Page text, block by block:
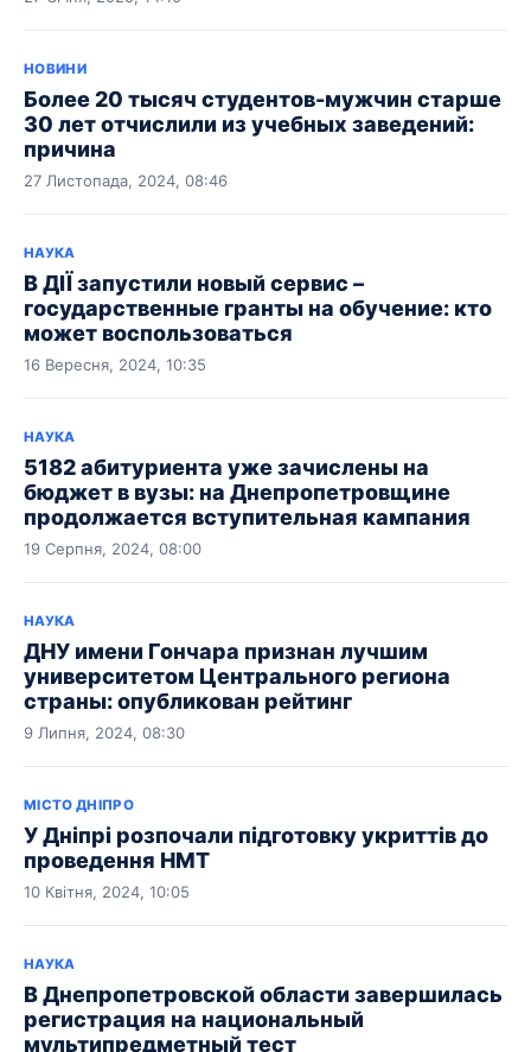
НОВИНИ
Более 20 тысяч студентов-мужчин старше
30 лет отчислили из учебных заведений:
причина
27 Листопада, 2024, 08:46
НАУКА
В ДІЇ запустили новый сервис –
государственные гранты на обучение: кто
может воспользоваться
16 Вересня, 2024, 10:35
НАУКА
5182 абитуриента уже зачислены на
бюджет в вузы: на Днепропетровщине
продолжается вступительная кампания
19 Серпня, 2024, 08:00
НАУКА
ДНУ имени Гончара признан лучшим
университетом Центрального региона
страны: опубликован рейтинг
9 Липня, 2024, 08:30
МІСТО ДНІПРО
У Дніпрі розпочали підготовку укриттів до
проведення НМТ
10 Квітня, 2024, 10:05
НАУКА
В Днепропетровской области завершилась
регистрация на национальный
мультипредметный тест